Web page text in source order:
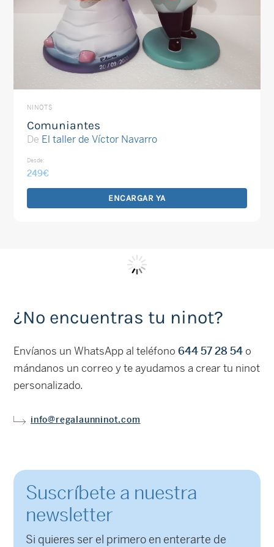
NINOTS
Comuniantes
De El taller de Víctor Navarro
Desde:
249€
ENCARGAR YA
40cm
20cm
20cm
MINI NINOTS PERSONALIZADOS
Dobby
De Alex López